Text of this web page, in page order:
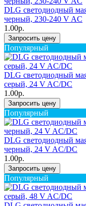
DLG светодиодный
черный, 230-240 V AC
1.00р.
Запросить цену
Популярный
DLG светодиодный
серый, 24 V AC/DC
1.00р.
Запросить цену
Популярный
DLG светодиодный
черный, 24 V AC/DC
1.00р.
Запросить цену
Популярный